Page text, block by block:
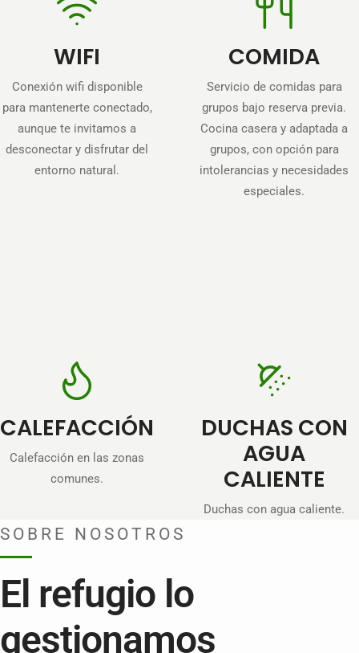
WIFI
Conexión wifi disponible
para mantenerte conectado,
aunque te invitamos a
desconectar y disfrutar del
entorno natural.
COMIDA
Servicio de comidas para
grupos bajo reserva previa.
Cocina casera y adaptada a
grupos, con opción para
intolerancias y necesidades
especiales.
CALEFACCIÓN
Calefacción en las zonas
comunes.
DUCHAS CON
AGUA
CALIENTE
Duchas con agua caliente.
SOBRE NOSOTROS
El refugio lo
gestionamos